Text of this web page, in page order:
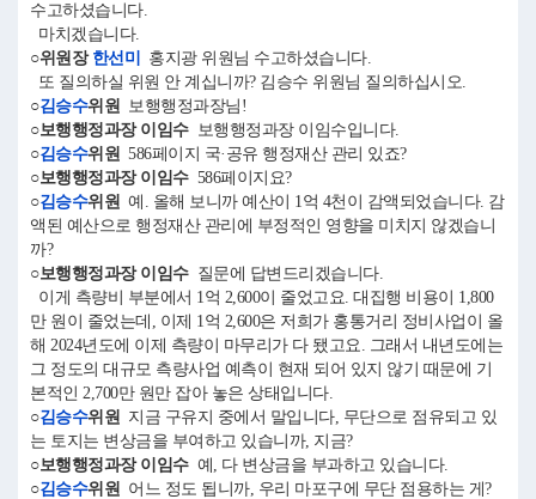
수고하셨습니다.
마치겠습니다.
○위원장 한선미
홍지광 위원님 수고하셨습니다.
또 질의하실 위원 안 계십니까? 김승수 위원님 질의하십시오.
○김승수위원 보행행정과장님!
○보행행정과장 이임수보행행정과장 이임수입니다.
○김승수위원 586페이지 국·공유 행정재산 관리 있죠?
○보행행정과장 이임수586페이지요?
○김승수위원 예. 올해 보니까 예산이 1억 4천이 감액되었습니다. 감
액된 예산으로 행정재산 관리에 부정적인 영향을 미치지 않겠습니
까?
○보행행정과장 이임수질문에 답변드리겠습니다.
이게 측량비 부분에서 1억 2,600이 줄었고요. 대집행 비용이 1,800
만 원이 줄었는데, 이제 1억 2,600은 저희가 홍통거리 정비사업이 올
해 2024년도에 이제 측량이 마무리가 다 됐고요. 그래서 내년도에는
그 정도의 대규모 측량사업 예측이 현재 되어 있지 않기 때문에 기
본적인 2,700만 원만 잡아 놓은 상태입니다.
○김승수위원 지금 구유지 중에서 말입니다, 무단으로 점유되고 있
는 토지는 변상금을 부여하고 있습니까, 지금?
○보행행정과장 이임수예, 다 변상금을 부과하고 있습니다.
○김승수위원 어느 정도 됩니까, 우리 마포구에 무단 점용하는 게?